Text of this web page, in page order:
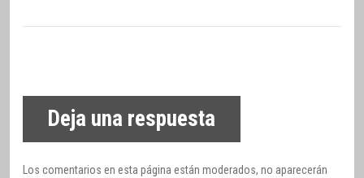
Deja una respuesta
Los comentarios en esta página están moderados, no aparecerán